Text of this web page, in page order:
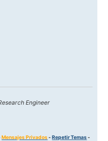
Engineer
Mensajes Privados-Repetir Temas-